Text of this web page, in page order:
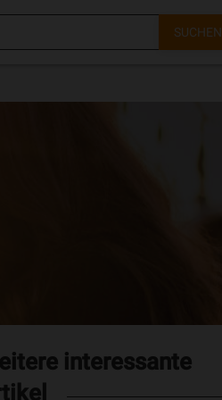
SUCHEN
interessante